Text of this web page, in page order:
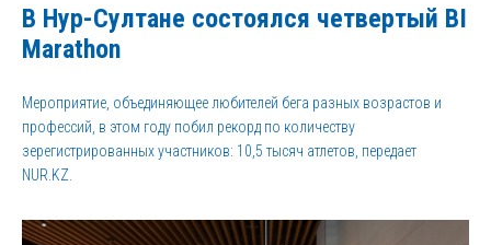
В Нур-Султане состоялся четвертый BI
Marathon
Мероприятие, объединяющее любителей бега разных возрастов и
профессий, в этом году побил рекорд по количеству
зерегистрированных участников: 10,5 тысяч атлетов, передает
NUR.KZ.